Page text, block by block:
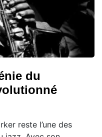
du
reste l’une des